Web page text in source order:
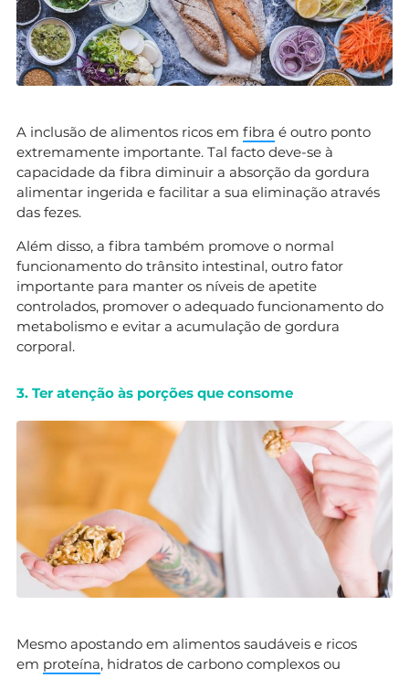
A inclusão de alimentos ricos em fibra é outro ponto
extremamente importante. Tal facto deve-se à
capacidade da fibra diminuir a absorção da gordura
alimentar ingerida e facilitar a sua eliminação através
das fezes.
Além disso, a fibra também promove o normal
funcionamento do trânsito intestinal, outro fator
importante para manter os níveis de apetite
controlados, promover o adequado funcionamento do
metabolismo e evitar a acumulação de gordura
corporal.
3. Ter atenção às porções que consome
Mesmo apostando em alimentos saudáveis e ricos
em proteína, hidratos de carbono complexos ou